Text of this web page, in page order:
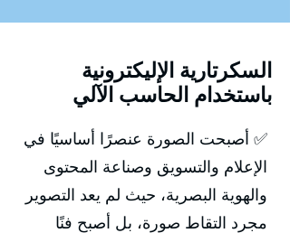
السكرتارية الإليكترونية
باستخدام الحاسب الآلي
✅ أصبحت الصورة عنصرًا أساسيًا في
الإعلام والتسويق وصناعة المحتوى
والهوية البصرية، حيث لم يعد التصوير
مجرد التقاط صورة، بل أصبح فنًا